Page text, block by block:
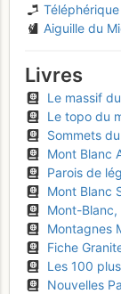
Aiguille du
Livres
Le massif
Le topo du
Sommets du
Mont Blanc
Parois de
Mont Blanc
Mont-Blanc,
Montagnes
Fiche
Les 100
Nouvelles